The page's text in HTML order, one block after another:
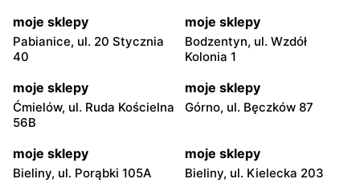
moje sklepy
Pabianice, ul. 20 Stycznia
40
moje sklepy
Bodzentyn, ul. Wzdół
Kolonia 1
moje sklepy
Ćmielów, ul. Ruda Kościelna
56B
moje sklepy
Górno, ul. Bęczków 87
moje sklepy
Bieliny, ul. Porąbki 105A
moje sklepy
Bieliny, ul. Kielecka 203